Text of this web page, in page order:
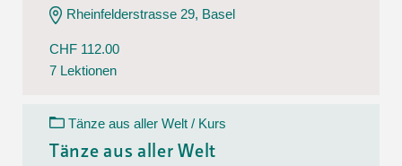
Rheinfelderstrasse 29, Basel
CHF 112.00
7 Lektionen
Tänze aus aller Welt / Kurs
Tänze aus aller Welt